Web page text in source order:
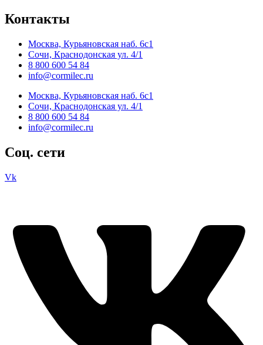
Контакты
Москва, Курьяновская наб. 6с1
Сочи, Краснодонская ул. 4/1
8 800 600 54 84
info@cormilec.ru
Москва, Курьяновская наб. 6с1
Сочи, Краснодонская ул. 4/1
8 800 600 54 84
info@cormilec.ru
Соц. сети
Vk